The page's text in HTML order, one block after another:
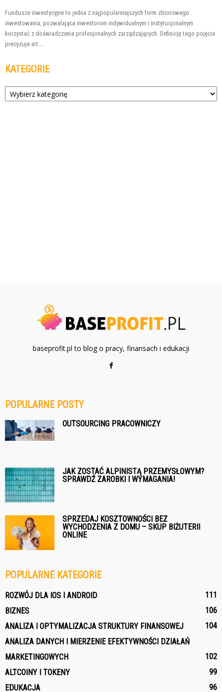
Fundusze inwestycyjne to jedna z najpopularniejszych form zbiorowego
inwestowania, pozwalająca inwestorom indywidualnym i instytucjonalnym
korzystać z doświadczenia profesjonalnych zarządzających. Definicję tego pojęcia
precyzuje art....
KATEGORIE
Kategorie
baseprofit.pl to blog o pracy, finansach i edukacji
POPULARNE POSTY
OUTSOURCING PRACOWNICZY
JAK ZOSTAĆ ALPINISTĄ PRZEMYSŁOWYM?
SPRAWDŹ ZAROBKI I WYMAGANIA!
SPRZEDAJ KOSZTOWNOŚCI BEZ
WYCHODZENIA Z DOMU – SKUP BIŻUTERII
ONLINE
POPULARNE KATEGORIE
ROZWÓJ DLA IOS I ANDROID
111
BIZNES
106
ANALIZA I OPTYMALIZACJA STRUKTURY FINANSOWEJ
104
ANALIZA DANYCH I MIERZENIE EFEKTYWNOŚCI DZIAŁAŃ
MARKETINGOWYCH
102
ALTCOINY I TOKENY
99
EDUKACJA
96